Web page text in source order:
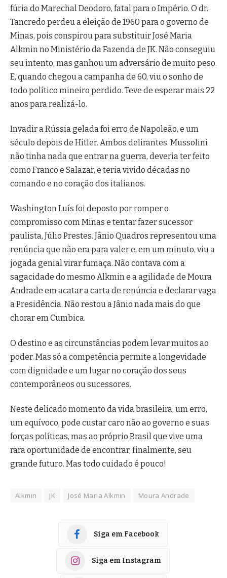
fúria do Marechal Deodoro, fatal para o Império. O dr.
Tancredo perdeu a eleição de 1960 para o governo de
Minas, pois conspirou para substituir José Maria
Alkmin no Ministério da Fazenda de JK. Não conseguiu
seu intento, mas ganhou um adversário de muito peso.
E, quando chegou a campanha de 60, viu o sonho de
todo político mineiro perdido. Teve de esperar mais 22
anos para realizá-lo.
Invadir a Rússia gelada foi erro de Napoleão, e um
século depois de Hitler. Ambos delirantes. Mussolini
não tinha nada que entrar na guerra, deveria ter feito
como Franco e Salazar, e teria vivido décadas no
comando e no coração dos italianos.
Washington Luís foi deposto por romper o
compromisso com Minas e tentar fazer sucessor
paulista, Júlio Prestes. Jânio Quadros representou uma
renúncia que não era para valer e, em um minuto, viu a
jogada genial virar fumaça. Não contava com a
sagacidade do mesmo Alkmin e a agilidade de Moura
Andrade em acatar a carta de renúncia e declarar vaga
a Presidência. Não restou a Jânio nada mais do que
chorar em Cumbica.
O destino e as circunstâncias podem levar muitos ao
poder. Mas só a competência permite a longevidade
com dignidade e um lugar no coração dos seus
contemporâneos ou sucessores.
Neste delicado momento da vida brasileira, um erro,
um equívoco, pode custar caro não ao governo e suas
forças políticas, mas ao próprio Brasil que vive uma
rara oportunidade de encontrar, finalmente, seu
grande futuro. Mas todo cuidado é pouco!
Alkmin JK José Maria Alkmin Moura Andrade
Siga em Facebook
Siga em Instagram